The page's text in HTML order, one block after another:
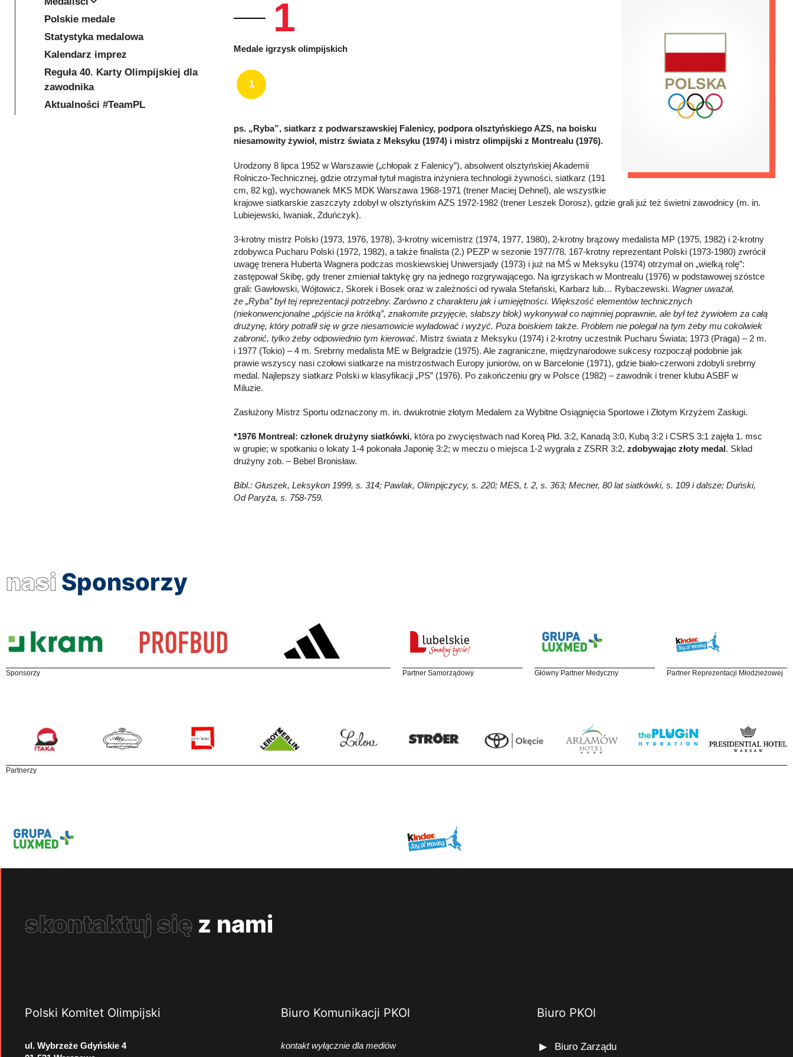
1
Medale igrzysk olimpijskich
1
ps. „Ryba”, siatkarz z podwarszawskiej Falenicy, podpora olsztyńskiego AZS, na boisku
niesamowity żywioł, mistrz świata z Meksyku (1974) i mistrz olimpijski z Montrealu (1976).
Urodzony 8 lipca 1952 w Warszawie („chłopak z Falenicy”), absolwent olsztyńskiej Akademii
Rolniczo-Technicznej, gdzie otrzymał tytuł magistra inżyniera technologii żywności, siatkarz (191
cm, 82 kg), wychowanek MKS MDK Warszawa 1968-1971 (trener Maciej Dehnel), ale wszystkie
krajowe siatkarskie zaszczyty zdobył w olsztyńskim AZS 1972-1982 (trener Leszek Dorosz), gdzie grali już też świetni zawodnicy (m. in.
Lubiejewski, Iwaniak, Zduńczyk).
3-krotny mistrz Polski (1973, 1976, 1978), 3-krotny wicemistrz (1974, 1977, 1980), 2-krotny brązowy medalista MP (1975, 1982) i 2-krotny
zdobywca Pucharu Polski (1972, 1982), a także finalista (2.) PEZP w sezonie 1977/78. 167-krotny reprezentant Polski (1973-1980) zwrócił
uwagę trenera Huberta Wagnera podczas moskiewskiej Uniwersjady (1973) i już na MŚ w Meksyku (1974) otrzymał on „wielką rolę”:
zastępował Skibę, gdy trener zmieniał taktykę gry na jednego rozgrywającego. Na igrzyskach w Montrealu (1976) w podstawowej szóstce
grali: Gawłowski, Wójtowicz, Skorek i Bosek oraz w zależności od rywala Stefański, Karbarz lub… Rybaczewski. Wagner uważał,
że „Ryba” był tej reprezentacji potrzebny. Zarówno z charakteru jak i umiejętności. Większość elementów technicznych
(niekonwencjonalne „pójście na krótką”, znakomite przyjęcie, słabszy blok) wykonywał co najmniej poprawnie, ale był też żywiołem za całą
drużynę, który potrafił się w grze niesamowicie wyładować i wyżyć. Poza boiskiem także. Problem nie polegał na tym żeby mu cokolwiek
zabronić, tylko żeby odpowiednio tym kierować. Mistrz świata z Meksyku (1974) i 2-krotny uczestnik Pucharu Świata: 1973 (Praga) – 2 m.
i 1977 (Tokio) – 4 m. Srebrny medalista ME w Belgradzie (1975). Ale zagraniczne, międzynarodowe sukcesy rozpoczął podobnie jak
prawie wszyscy nasi czołowi siatkarze na mistrzostwach Europy juniorów, on w Barcelonie (1971), gdzie biało-czerwoni zdobyli srebrny
medal. Najlepszy siatkarz Polski w klasyfikacji „PS” (1976). Po zakończeniu gry w Polsce (1982) – zawodnik i trener klubu ASBF w
Miluzie.
Zasłużony Mistrz Sportu odznaczony m. in. dwukrotnie złotym Medalem za Wybitne Osiągnięcia Sportowe i Złotym Krzyżem Zasługi.
*1976 Montreal: członek drużyny siatkówki, która po zwycięstwach nad Koreą Płd. 3:2, Kanadą 3:0, Kubą 3:2 i CSRS 3:1 zajęła 1. msc
w grupie; w spotkaniu o lokaty 1-4 pokonała Japonię 3:2; w meczu o miejsca 1-2 wygrała z ZSRR 3:2, zdobywając złoty medal. Skład
drużyny zob. – Bebel Bronisław.
Bibl.: Głuszek, Leksykon 1999, s. 314; Pawlak, Olimpijczycy, s. 220; MES, t. 2, s. 363; Mecner, 80 lat siatkówki, s. 109 i dalsze; Duński,
Od Paryża, s. 758-759.
Polskie medale
Statystyka medalowa
Kalendarz imprez
Reguła 40. Karty Olimpijskiej dla
zawodnika
Aktualności #TeamPL
nasi Sponsorzy
Sponsorzy Partner Samorządowy Główny Partner Medyczny Partner Reprezentacji Młodzieżowej
Partnerzy
skontaktuj się z nami
Polski Komitet Olimpijski
ul. Wybrzeże Gdyńskie 4
Biuro Komunikacji PKOl
kontakt wyłącznie dla mediów
Biuro PKOl
Biuro Zarządu